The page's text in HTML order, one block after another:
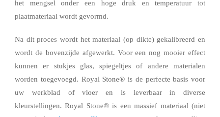
het mengsel onder een hoge druk en temperatuur tot
plaatmateriaal wordt gevormd.
Na dit proces wordt het materiaal (op dikte) gekalibreerd en
wordt de bovenzijde afgewerkt. Voor een nog mooier effect
kunnen er stukjes glas, spiegeltjes of andere materialen
worden toegevoegd. Royal Stone® is de perfecte basis voor
uw werkblad of vloer en is leverbaar in diverse
kleurstellingen. Royal Stone® is een massief materiaal (niet